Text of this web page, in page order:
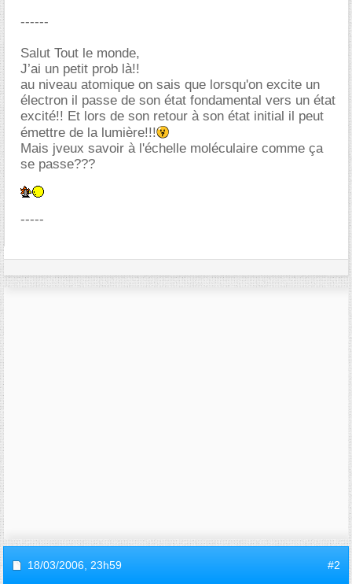
------
Salut Tout le monde,
J’ai un petit prob là!!
au niveau atomique on sais que lorsqu'on excite un
électron il passe de son état fondamental vers un état
excité!! Et lors de son retour à son état initial il peut
émettre de la lumière!!!
Mais jveux savoir à l'échelle moléculaire comme ça
se passe???
-----
18/03/2006, 23h59 #2